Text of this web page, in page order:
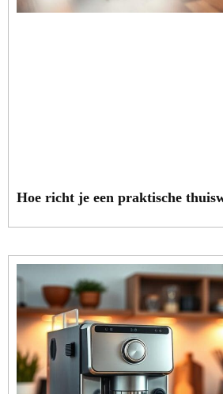
Hoe richt je een praktische